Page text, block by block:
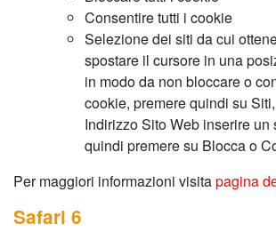
Consentire tutti i cookie
Selezione dei siti da cui
spostare il cursore in una
in modo da non bloccare o
cookie, premere quindi su
Indirizzo Sito Web inserire un
quindi premere su Blocca o
Per maggiori informazioni visitapagina
Safari 6